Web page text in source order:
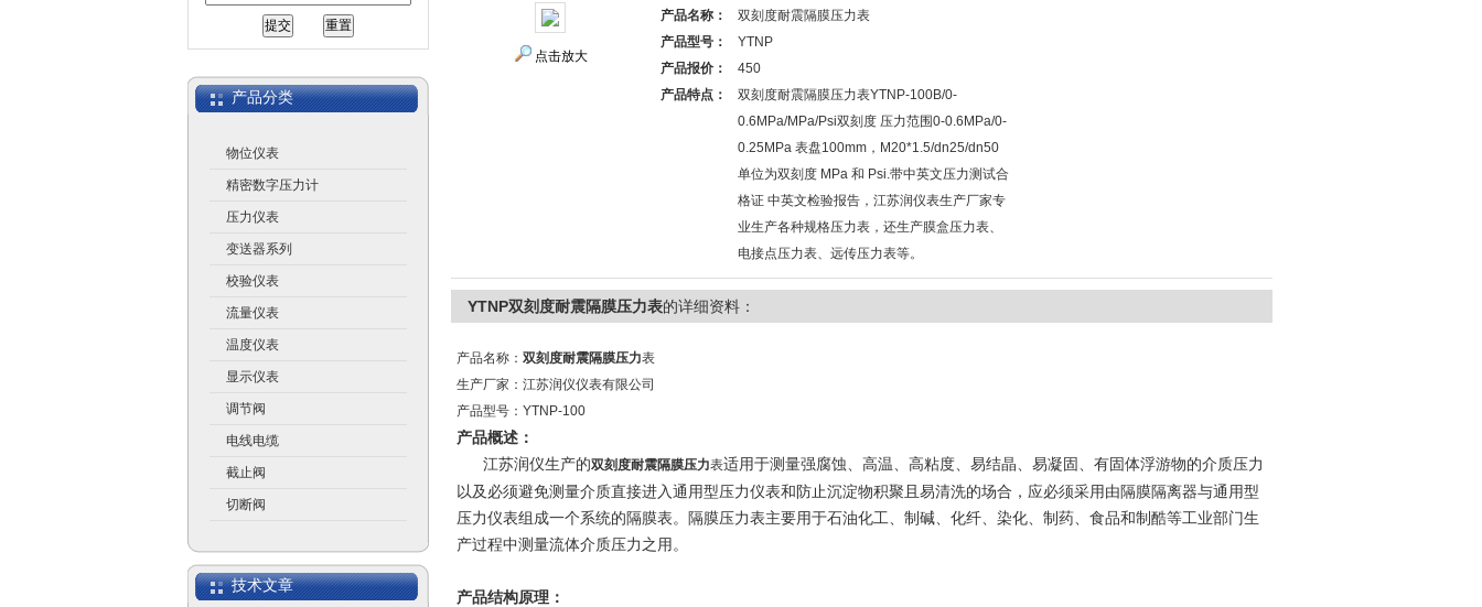
产品分类
物位仪表
精密数字压力计
压力仪表
变送器系列
校验仪表
流量仪表
温度仪表
显示仪表
调节阀
电线电缆
截止阀
切断阀
技术文章
点击放大
产品名称：
双刻度耐震隔膜压力表
产品型号：
YTNP
产品报价：
450
产品特点：
双刻度耐震隔膜压力表YTNP-100B/0-
0.6MPa/MPa/Psi双刻度 压力范围0-0.6MPa/0-
0.25MPa 表盘100mm，M20*1.5/dn25/dn50
单位为双刻度 MPa 和 Psi.带中英文压力测试合
格证 中英文检验报告，江苏润仪表生产厂家专
业生产各种规格压力表，还生产膜盒压力表、
电接点压力表、远传压力表等。
YTNP双刻度耐震隔膜压力表的详细资料：
产品名称： 双刻度耐震隔膜压力表
生产厂家：江苏润仪仪表有限公司
产品型号：YTNP-100
产品概述：
江苏润仪生产的双刻度耐震隔膜压力表适用于测量强腐蚀、高温、高粘度、易结晶、易凝固、有固体浮游物的介质压力
以及必须避免测量介质直接进入通用型压力仪表和防止沉淀物积聚且易清洗的场合，应必须采用由隔膜隔离器与通用型
压力仪表组成一个系统的隔膜表。隔膜压力表主要用于石油化工、制碱、化纤、染化、制药、食品和制酷等工业部门生
产过程中测量流体介质压力之用。
产品结构原理：